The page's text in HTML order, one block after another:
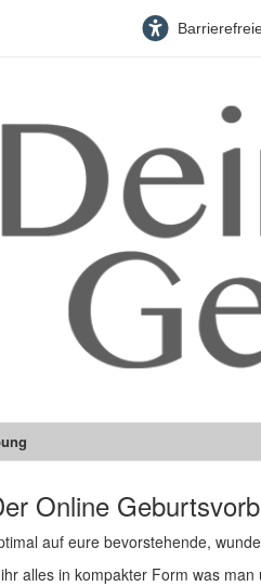
Online
auf eure bevorstehende,
alles in kompakter Form was